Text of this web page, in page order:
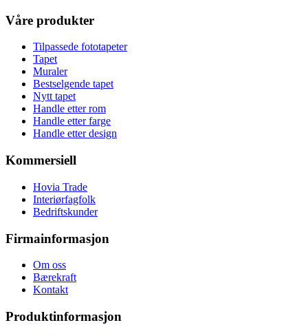
Våre produkter
Tilpassede fototapeter
Tapet
Muraler
Bestselgende tapet
Nytt tapet
Handle etter rom
Handle etter farge
Handle etter design
Kommersiell
Hovia Trade
Interiørfagfolk
Bedriftskunder
Firmainformasjon
Om oss
Bærekraft
Kontakt
Produktinformasjon